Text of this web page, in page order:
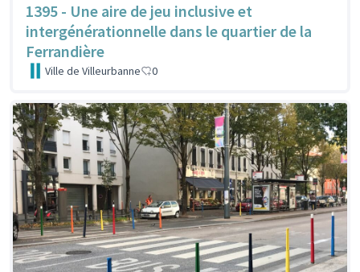
1395 - Une aire de jeu inclusive et
intergénérationnelle dans le quartier de la
Ferrandière
Ville de Villeurbanne 0